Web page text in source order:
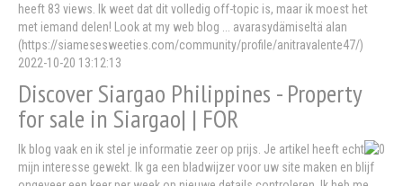
heeft 83 views. Ik weet dat dit volledig off-topic is, maar ik moest het
met iemand delen! Look at my web blog ... avarasydämiseltä alan
(https://siamesesweeties.com/community/profile/anitravalente47/)
2022-10-20 13:12:13
Discover Siargao Philippines - Property
for sale in Siargao| | FOR
Ik blog vaak en ik stel je informatie zeer op prijs. Je artikel heeft echt
mijn interesse gewekt. Ik ga een bladwijzer voor uw site maken en blijf